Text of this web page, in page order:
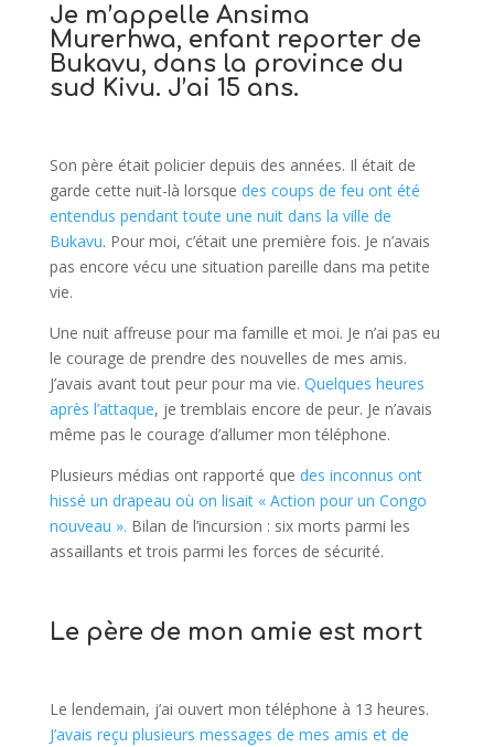
Je m’appelle Ansima
Murerhwa, enfant reporter de
Bukavu, dans la province du
sud Kivu. J’ai 15 ans.
Son père était policier depuis des années. Il était de
garde cette nuit-là lorsque des coups de feu ont été
entendus pendant toute une nuit dans la ville de
Bukavu. Pour moi, c’était une première fois. Je n’avais
pas encore vécu une situation pareille dans ma petite
vie.
Une nuit affreuse pour ma famille et moi. Je n’ai pas eu
le courage de prendre des nouvelles de mes amis.
J’avais avant tout peur pour ma vie. Quelques heures
après l’attaque, je tremblais encore de peur. Je n’avais
même pas le courage d’allumer mon téléphone.
Plusieurs médias ont rapporté que des inconnus ont
hissé un drapeau où on lisait « Action pour un Congo
nouveau ». Bilan de l’incursion : six morts parmi les
assaillants et trois parmi les forces de sécurité.
Le père de mon amie est mort
Le lendemain, j’ai ouvert mon téléphone à 13 heures.
J’avais reçu plusieurs messages de mes amis et de